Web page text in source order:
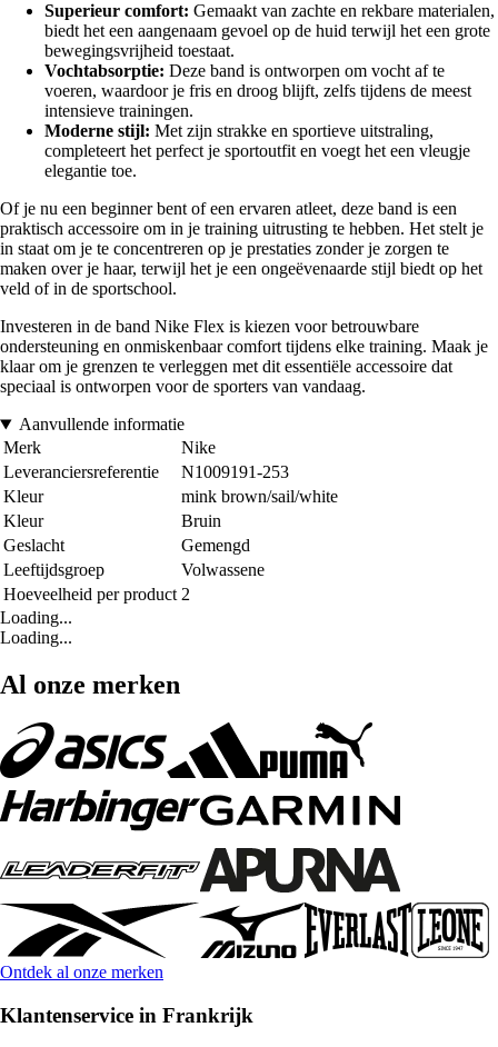
Superieur comfort: Gemaakt van zachte en rekbare materialen,
biedt het een aangenaam gevoel op de huid terwijl het een grote
bewegingsvrijheid toestaat.
Vochtabsorptie: Deze band is ontworpen om vocht af te
voeren, waardoor je fris en droog blijft, zelfs tijdens de meest
intensieve trainingen.
Moderne stijl: Met zijn strakke en sportieve uitstraling,
completeert het perfect je sportoutfit en voegt het een vleugje
elegantie toe.
Of je nu een beginner bent of een ervaren atleet, deze band is een
praktisch accessoire om in je training uitrusting te hebben. Het stelt je
in staat om je te concentreren op je prestaties zonder je zorgen te
maken over je haar, terwijl het je een ongeëvenaarde stijl biedt op het
veld of in de sportschool.
Investeren in de band Nike Flex is kiezen voor betrouwbare
ondersteuning en onmiskenbaar comfort tijdens elke training. Maak je
klaar om je grenzen te verleggen met dit essentiële accessoire dat
speciaal is ontworpen voor de sporters van vandaag.
Aanvullende informatie
Merk
Nike
Leveranciersreferentie
N1009191-253
Kleur
mink brown/sail/white
Kleur
Bruin
Geslacht
Gemengd
Leeftijdsgroep
Volwassene
Hoeveelheid per product 2
Loading...
Loading...
Al onze merken
Ontdek al onze merken
Klantenservice in Frankrijk